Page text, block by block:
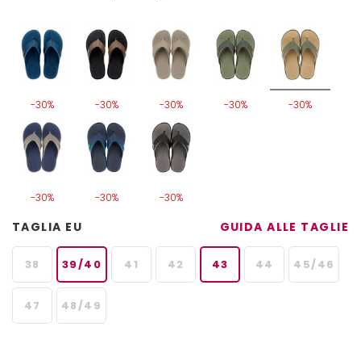
-30% -30% -30% -30% -30%
-30% -30% -30%
TAGLIA EU GUIDA ALLE TAGLIE
38 39/40 41 42 43 44 45/46
47 48/49